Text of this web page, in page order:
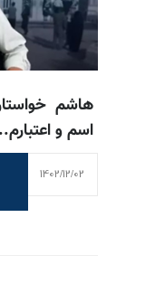
هاشم
اسم و
1402/12/02